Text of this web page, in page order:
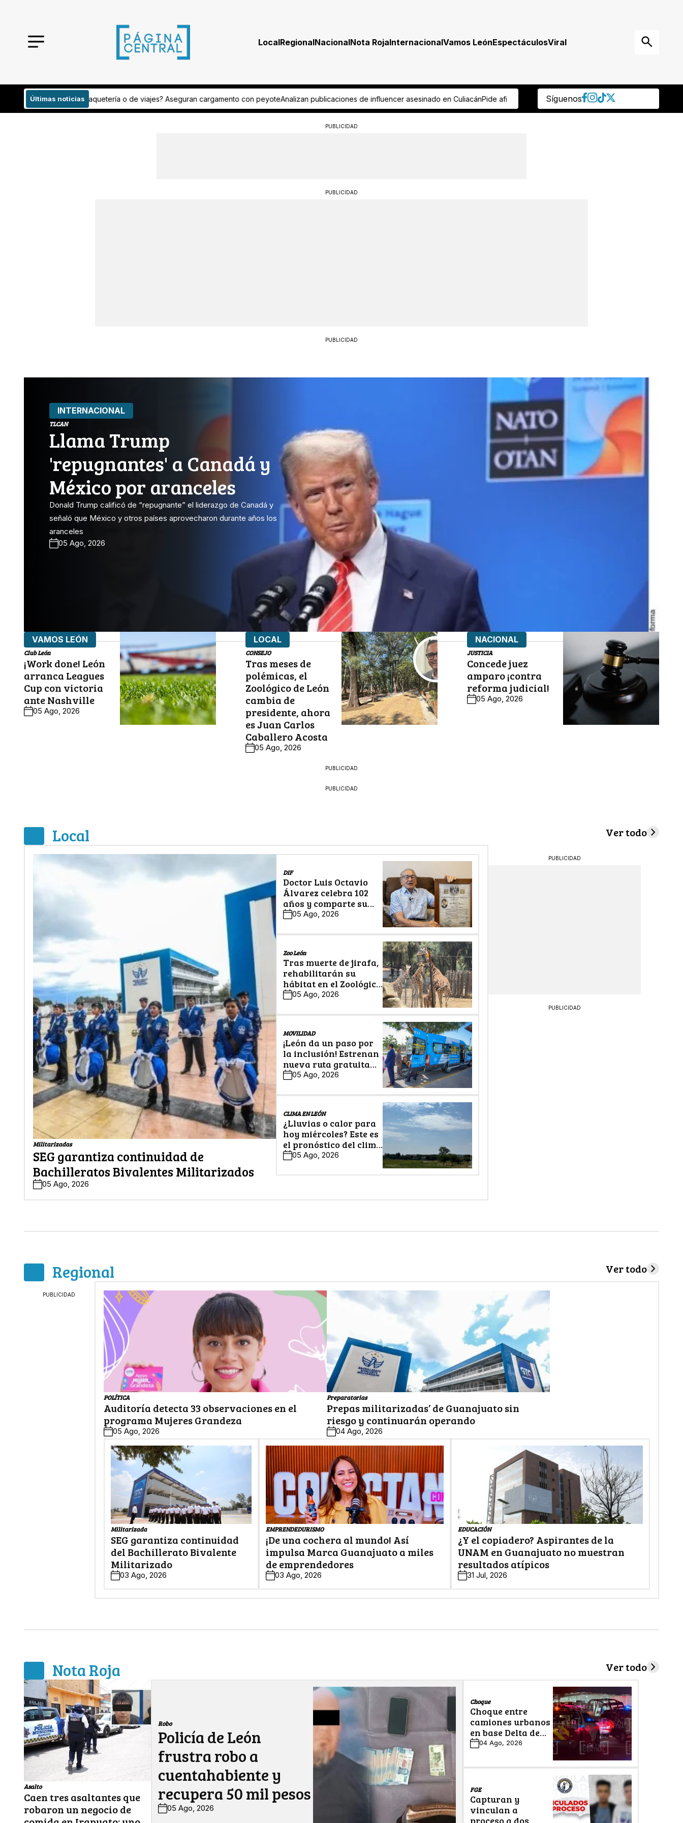
LocalRegionalNacionalNota RojaInternacionalVamos LeónEspectáculosViral
Últimas noticias
Aseguran cargamento con peyoteAnalizan publicaciones de influencer asesinado en CuliacánPide aficionado regreso del ascenso a Mikel Arriola Tras muerte de jirafa, rehabilitarán su hábitat en el
Síguenos
PUBLICIDAD
PUBLICIDAD
PUBLICIDAD
INTERNACIONAL
TLCAN
Llama Trump
'repugnantes' a Canadá y
México por aranceles
Donald Trump calificó de “repugnante” el liderazgo de Canadá y
señaló que México y otros países aprovecharon durante años los
aranceles
05 Ago, 2026
VAMOS LEÓN
Club León
¡Work done! León
arranca Leagues
Cup con victoria
ante Nashville
05 Ago, 2026
LOCAL
CONSEJO
Tras meses de
polémicas, el
Zoológico de León
cambia de
presidente, ahora
es Juan Carlos
Caballero Acosta
05 Ago, 2026
NACIONAL
JUSTICIA
Concede juez
amparo ¡contra
reforma judicial!
05 Ago, 2026
PUBLICIDAD
PUBLICIDAD
Local Ver todo
Militarizadas
SEG garantiza continuidad de
Bachilleratos Bivalentes Militarizados
05 Ago, 2026
DIF
Doctor Luis Octavio
Álvarez celebra 102
años y comparte su
legado en Historias
05 Ago, 2026
Zoo León
Tras muerte de jirafa,
rehabilitarán su
hábitat en el Zoológico
de León
05 Ago, 2026
MOVILIDAD
¡León da un paso por
la inclusión! Estrenan
nueva ruta gratuita
para personas con
05 Ago, 2026
CLIMA EN LEÓN
¿Lluvias o calor para
hoy miércoles? Este es
el pronóstico del clima
en León
05 Ago, 2026
PUBLICIDAD
PUBLICIDAD
Regional Ver todo
POLÍTICA
Auditoría detecta 33 observaciones en el
programa Mujeres Grandeza
05 Ago, 2026
Preparatorias
Prepas militarizadas’ de Guanajuato sin
riesgo y continuarán operando
04 Ago, 2026
Militarizada
SEG garantiza continuidad
del Bachillerato Bivalente
Militarizado
03 Ago, 2026
EMPRENDEDURISMO
¡De una cochera al mundo! Así
impulsa Marca Guanajuato a miles
de emprendedores
03 Ago, 2026
EDUCACIÓN
¿Y el copiadero? Aspirantes de la
UNAM en Guanajuato no muestran
resultados atípicos
31 Jul, 2026
PUBLICIDAD
Nota Roja Ver todo
Asalto
Caen tres asaltantes que
robaron un negocio de
Robo
Policía de León
frustra robo a
cuentahabiente y
recupera 50 mil pesos
05 Ago, 2026
Choque
Choque entre
camiones urbanos
en base Delta de
León deja cinco
04 Ago, 2026
FGE
Capturan y
vinculan a
proceso a dos